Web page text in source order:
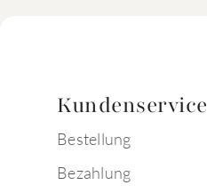
Kundenservice
Bestellung
Bezahlung